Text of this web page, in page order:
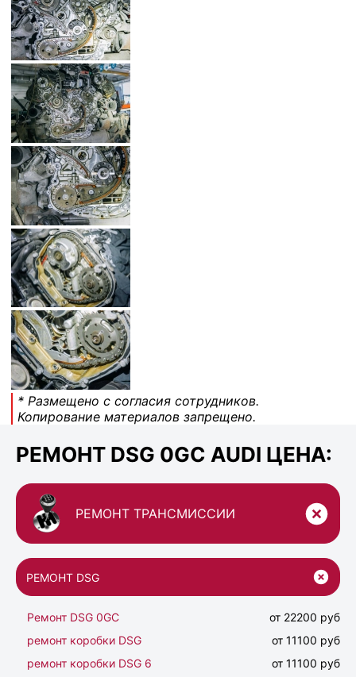
* Размещено с согласия сотрудников.
Копирование материалов запрещено.
РЕМОНТ DSG 0GC AUDI ЦЕНА:
РЕМОНТ ТРАНСМИССИИ
РЕМОНТ DSG
Ремонт DSG 0GC
от 22200 руб
ремонт коробки DSG
от 11100 руб
ремонт коробки DSG 6
от 11100 руб